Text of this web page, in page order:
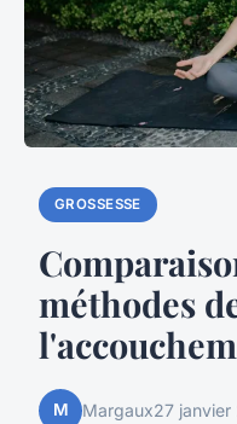
GROSSESSE
méthodes
M Margaux27